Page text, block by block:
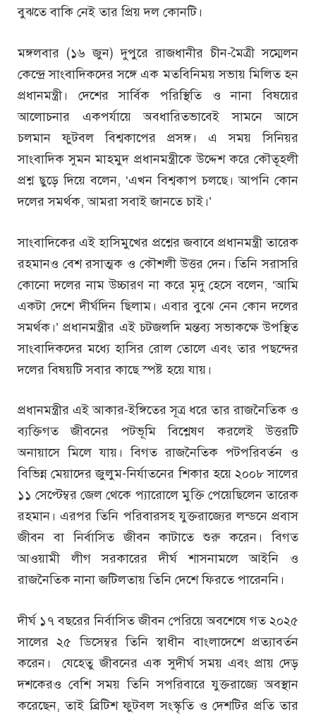
বুঝতে বাকি নেই তার প্রিয় দল কোনটি।
মঙ্গলবার (১৬ জুন) দুপুরে রাজধানীর চীন-মৈত্রী সম্মেলন
কেন্দ্রে সাংবাদিকদের সঙ্গে এক মতবিনিময় সভায় মিলিত হন
প্রধানমন্ত্রী। দেশের সার্বিক পরিস্থিতি ও নানা বিষয়ের
আলোচনার একপর্যায়ে অবধারিতভাবেই সামনে আসে
চলমান ফুটবল বিশ্বকাপের প্রসঙ্গ। এ সময় সিনিয়র
সাংবাদিক সুমন মাহমুদ প্রধানমন্ত্রীকে উদ্দেশ করে কৌতূহলী
প্রশ্ন ছুড়ে দিয়ে বলেন, ‘এখন বিশ্বকাপ চলছে। আপনি কোন
দলের সমর্থক, আমরা সবাই জানতে চাই।’
সাংবাদিকের এই হাসিমুখের প্রশ্নের জবাবে প্রধানমন্ত্রী তারেক
রহমানও বেশ রসাত্মক ও কৌশলী উত্তর দেন। তিনি সরাসরি
কোনো দলের নাম উচ্চারণ না করে মৃদু হেসে বলেন, ‘আমি
একটা দেশে দীর্ঘদিন ছিলাম। এবার বুঝে নেন কোন দলের
সমর্থক।’ প্রধানমন্ত্রীর এই চটজলদি মন্তব্য সভাকক্ষে উপস্থিত
সাংবাদিকদের মধ্যে হাসির রোল তোলে এবং তার পছন্দের
দলের বিষয়টি সবার কাছে স্পষ্ট হয়ে যায়।
প্রধানমন্ত্রীর এই আকার-ইঙ্গিতের সূত্র ধরে তার রাজনৈতিক ও
ব্যক্তিগত জীবনের পটভূমি বিশ্লেষণ করলেই উত্তরটি
অনায়াসে মিলে যায়। বিগত রাজনৈতিক পটপরিবর্তন ও
বিভিন্ন মেয়াদের জুলুম-নির্যাতনের শিকার হয়ে ২০০৮ সালের
১১ সেপ্টেম্বর জেল থেকে প্যারোলে মুক্তি পেয়েছিলেন তারেক
রহমান। এরপর তিনি পরিবারসহ যুক্তরাজ্যের লন্ডনে প্রবাস
জীবন বা নির্বাসিত জীবন কাটাতে শুরু করেন। বিগত
আওয়ামী লীগ সরকারের দীর্ঘ শাসনামলে আইনি ও
রাজনৈতিক নানা জটিলতায় তিনি দেশে ফিরতে পারেননি।
দীর্ঘ ১৭ বছরের নির্বাসিত জীবন পেরিয়ে অবশেষে গত ২০২৫
সালের ২৫ ডিসেম্বর তিনি স্বাধীন বাংলাদেশে প্রত্যাবর্তন
করেন। যেহেতু জীবনের এক সুদীর্ঘ সময় এবং প্রায় দেড়
দশকেরও বেশি সময় তিনি সপরিবারে যুক্তরাজ্যে অবস্থান
করেছেন, তাই ব্রিটিশ ফুটবল সংস্কৃতি ও দেশটির প্রতি তার